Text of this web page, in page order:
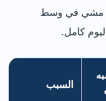
مشي في وسط
كامل.
السبب